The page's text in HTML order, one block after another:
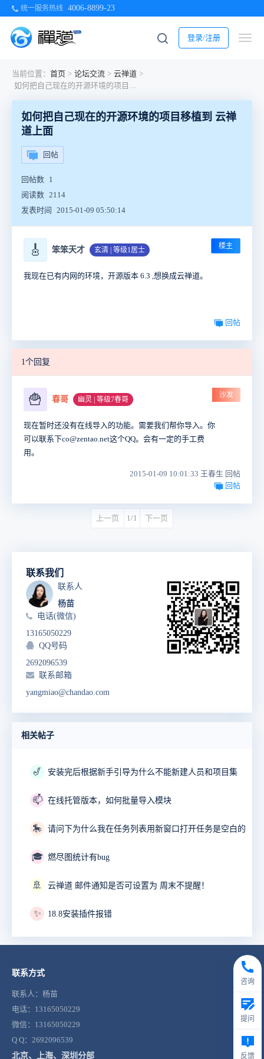
统一服务热线 4006-8899-23
登录/注册
当前位置： 首页 > 论坛交流 > 云禅道 >
如何把自己现在的开源环境的项目移植到 云禅道上面
如何把自己现在的开源环境的项目移植到 云禅
道上面
回帖
回帖数 1
阅读数 2114
发表时间
2015-01-09 05:50:14
🎸 笨笨天才 玄清 | 等级1居士 楼主
我现在已有内网的环境，开源版本 6.3 ,想换成云禅道。
回帖
1个回复
🍟 春哥 幽灵 | 等级7春哥
沙发
现在暂时还没有在线导入的功能。需要我们帮你导入。你
可以联系下co@zentao.net这个QQ。会有一定的手工费
用。
2015-01-09 10:01:33 王春生 回帖
回帖
上一页 1/1 下一页
联系我们
联系人
杨苗
电话(微信)
13165050229
QQ号码
2692096539
联系邮箱
yangmiao@chandao.com
相关帖子
🎷 安装完后根据新手引导为什么不能新建人员和项目集
📫 在线托管版本，如何批量导入模块
🎠 请问下为什么我在任务列表用新窗口打开任务是空白的
🎓 燃尽图统计有bug
🚢 云禅道 邮件通知是否可设置为 周末不提醒！
✨ 18.8安装插件报错
联系方式
联系人：杨苗
电话：13165050229
微信：13165050229
Q Q：2692096539
北京、上海、深圳分部
咨询
提问
反馈